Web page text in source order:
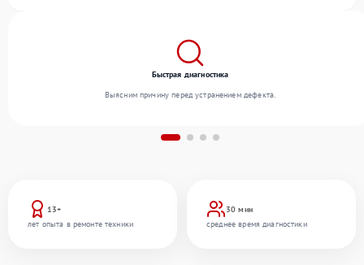
13+
лет опыта в ремонте техники
30 мин
среднее время диагностики
Быстрая диагностика
Выясним причину перед устранением дефекта.